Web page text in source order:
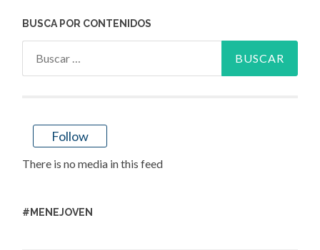
BUSCA POR CONTENIDOS
Follow
There is no media in this feed
#MENEJOVEN